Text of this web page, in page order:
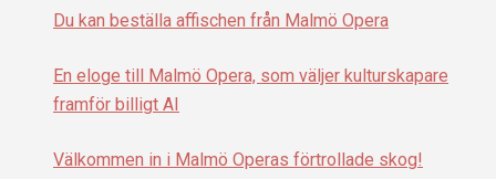
Du kan beställa affischen från Malmö Opera
En eloge till Malmö Opera, som väljer kulturskapare
framför billigt AI
Välkommen in i Malmö Operas förtrollade skog!